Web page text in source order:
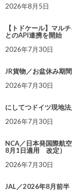
2026年8月5日
【トドケール】マル
とのAPI連携を開始
2026年7月30日
JR貨物／お盆休み期
2026年7月30日
にしてつドイツ現地
2026年7月30日
NCA／日本発国際航
8月1日適用 改定）
2026年7月30日
JAL／2026年8月前